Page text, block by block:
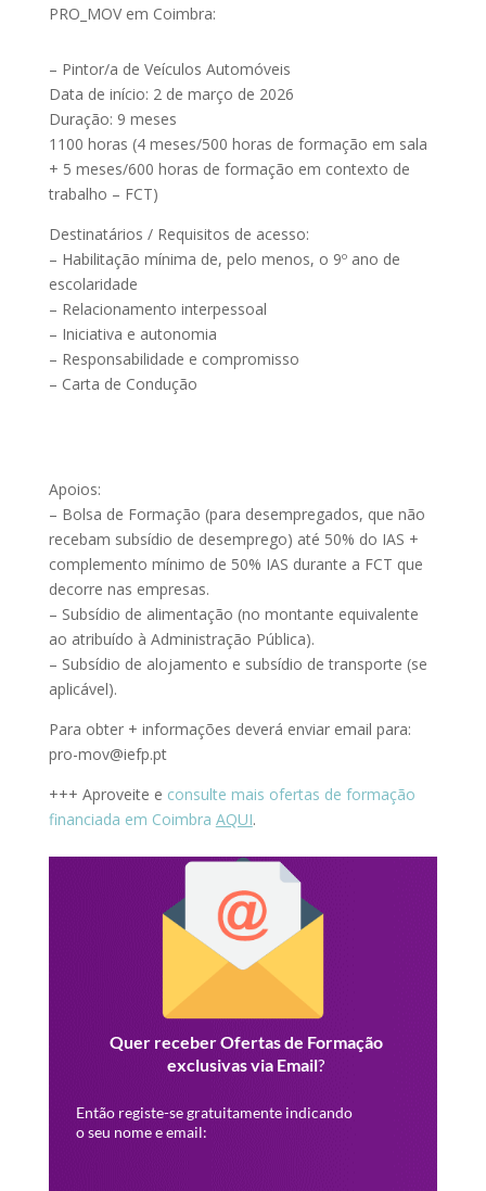
PRO_MOV em Coimbra:
– Pintor/a de Veículos Automóveis
Data de início: 2 de março de 2026
Duração: 9 meses
1100 horas (4 meses/500 horas de formação em sala
+ 5 meses/600 horas de formação em contexto de
trabalho – FCT)
Destinatários / Requisitos de acesso:
– Habilitação mínima de, pelo menos, o 9º ano de
escolaridade
– Relacionamento interpessoal
– Iniciativa e autonomia
– Responsabilidade e compromisso
– Carta de Condução
Apoios:
– Bolsa de Formação (para desempregados, que não
recebam subsídio de desemprego) até 50% do IAS +
complemento mínimo de 50% IAS durante a FCT que
decorre nas empresas.
– Subsídio de alimentação (no montante equivalente
ao atribuído à Administração Pública).
– Subsídio de alojamento e subsídio de transporte (se
aplicável).
Para obter + informações deverá enviar email para:
pro-mov@iefp.pt
+++ Aproveite e consulte mais ofertas de formação
financiada em Coimbra AQUI.